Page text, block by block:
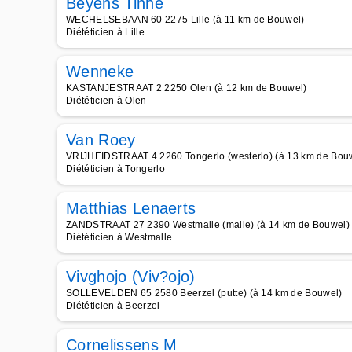
WECHELSEBAAN 60 2275 Lille (à 11 km de Bouwel)
Diététicien à Lille
Wenneke
KASTANJESTRAAT 2 2250 Olen (à 12 km de Bouwel)
Diététicien à Olen
Van Roey
VRIJHEIDSTRAAT 4 2260 Tongerlo (westerlo) (à 13 km de
Diététicien à Tongerlo
Matthias Lenaerts
ZANDSTRAAT 27 2390 Westmalle (malle) (à 14 km de Bouwel)
Diététicien à Westmalle
Vivghojo (Viv?ojo)
SOLLEVELDEN 65 2580 Beerzel (putte) (à 14 km de Bouwel)
Diététicien à Beerzel
Cornelissens M